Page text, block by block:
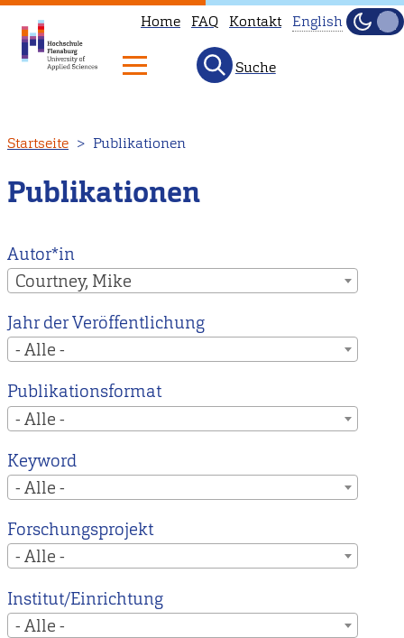
zum
Inhalt
Home FAQ Kontakt
to
our
main
instead.
English
Hell
Suche
Startseite Publikationen
Publikationen
Autor*in
Courtney, Mike
Jahr der Veröffentlichung
- Alle -
Publikationsformat
- Alle -
Keyword
- Alle -
Forschungsprojekt
- Alle -
Institut/Einrichtung
- Alle -